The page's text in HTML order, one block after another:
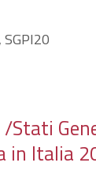
SGPI20
/Stati
in Italia